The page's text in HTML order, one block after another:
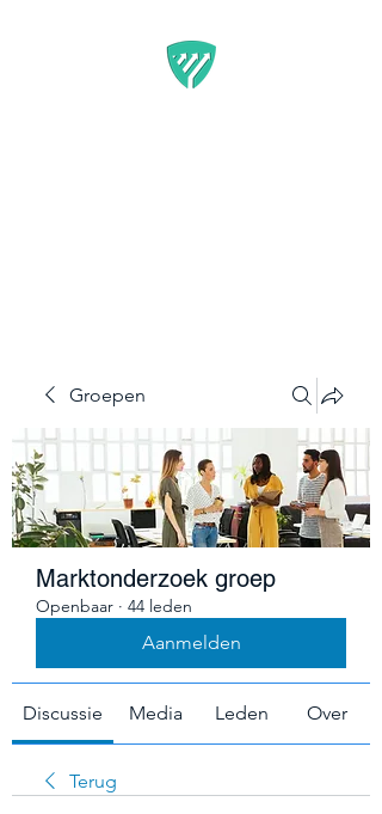
Groepen
Marktonderzoek groep
Openbaar · 44 leden
Aanmelden
Discussie Media Leden Over
Terug